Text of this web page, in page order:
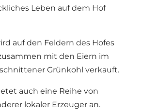
Leben auf dem Hof
auf den Feldern des Hofes
mit den Eiern im
Grünkohl verkauft.
auch eine Reihe von
lokaler Erzeuger an.